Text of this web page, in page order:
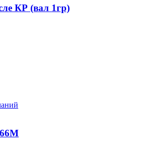
КР (вал 1гр)